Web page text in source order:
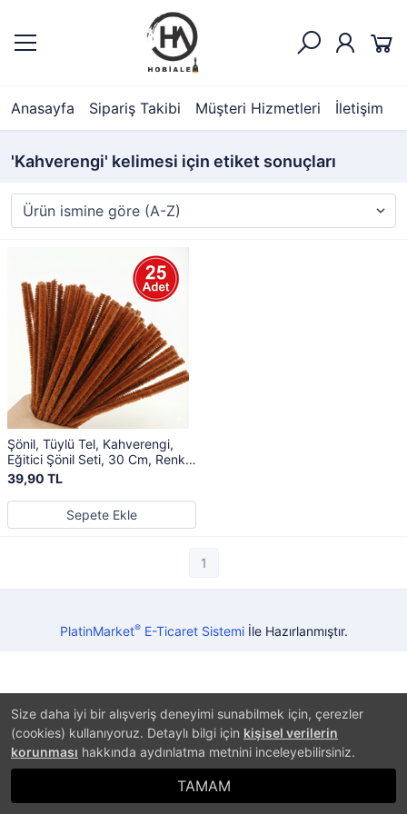
Anasayfa Sipariş Takibi Müşteri Hizmetleri İletişim
Size daha iyi bir alışveriş deneyimi sunabilmek için, çerezler
(cookies) kullanıyoruz. Detaylı bilgi için kişisel verilerin
korunması hakkında aydınlatma metnini inceleyebilirsiniz.
TAMAM
'Kahverengi' kelimesi için etiket sonuçları
Şönil, Tüylü Tel, Kahverengi,
Eğitici Şönil Seti, 30 Cm, Renkli
Tel, 25 Adet, Peluş Çubuklar
39,90 TL
Sepete Ekle
1
PlatinMarket®E-Ticaret Sistemiİle Hazırlanmıştır.